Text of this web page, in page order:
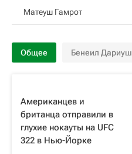
Матеуш Гамрот
Общее Бенеил Дариуш
Американцев и
британца отправили в
глухие нокауты на UFC
322 в Нью-Йорке